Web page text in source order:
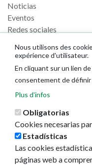
Noticias
Eventos
Redes sociales
Nous utilisons des
expérience d'utilisateur.
En cliquant sur un lien
consentement de définir
Plus d'infos
Obligatorias
Cookies necesarias
Estadísticas
Las cookies
páginas web a